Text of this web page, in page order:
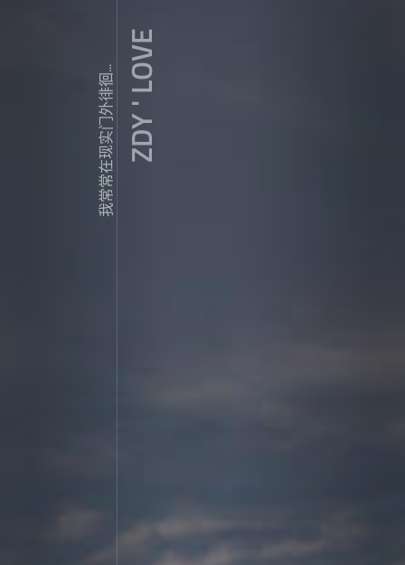
我常常在现实门外徘徊...ZDY ' LOVE